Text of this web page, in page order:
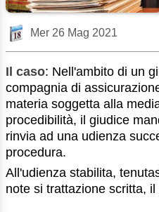
Mer 26 Mag 2021
Il caso: Nell'ambito di un
compagnia di
materia soggetta alla
procedibilità, il giudice
rinvia ad una udienza
procedura.
All'udienza stabilita,
note si trattazione scritta,